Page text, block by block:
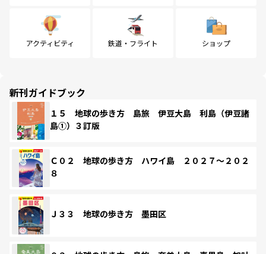
アクティビティ 鉄道・フライト ショップ
新刊ガイドブック
１５ 地球の歩き方 島旅 伊豆大島 利島（伊豆諸
島①）３訂版
Ｃ０２ 地球の歩き方 ハワイ島 ２０２７～２０２
８
Ｊ３３ 地球の歩き方 墨田区